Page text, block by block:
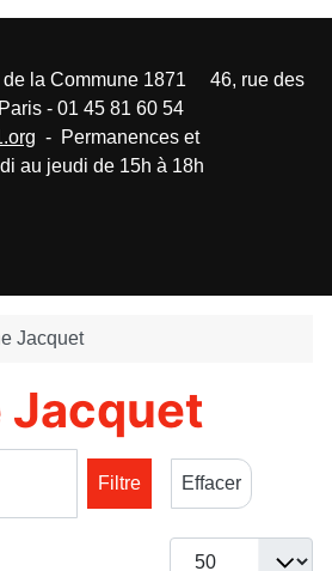
Jacquet
Filtre
Effacer
Afficher #
de la Commune 1871 46, rue des
- 01 45 81 60 54
- Permanences et
au jeudi de 15h à 18h